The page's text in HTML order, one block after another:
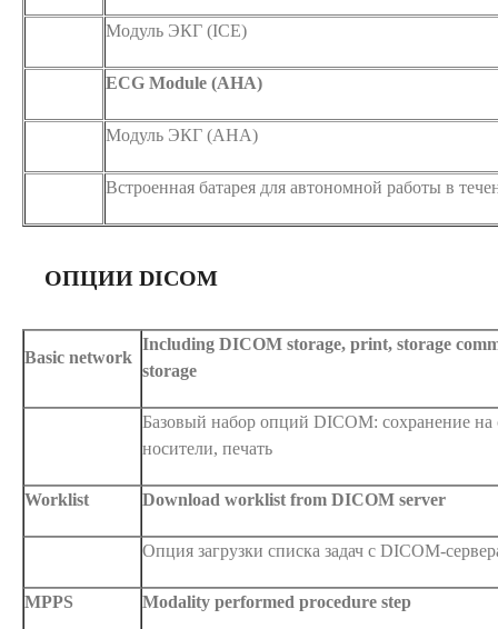
Модуль ЭКГ (ICE)
ECG Module (AHA)
Модуль ЭКГ (AHA)
Встроенная батарея для автономной работы в
ОПЦИИ DICOM
Basic network
Including DICOM storage, print, storage
storage
Базовый набор опций DICOM: сохранение на
носители, печать
Worklist Download worklist from DICOM server
Опция загрузки списка задач с DICOM-
MPPS Modality performed procedure step